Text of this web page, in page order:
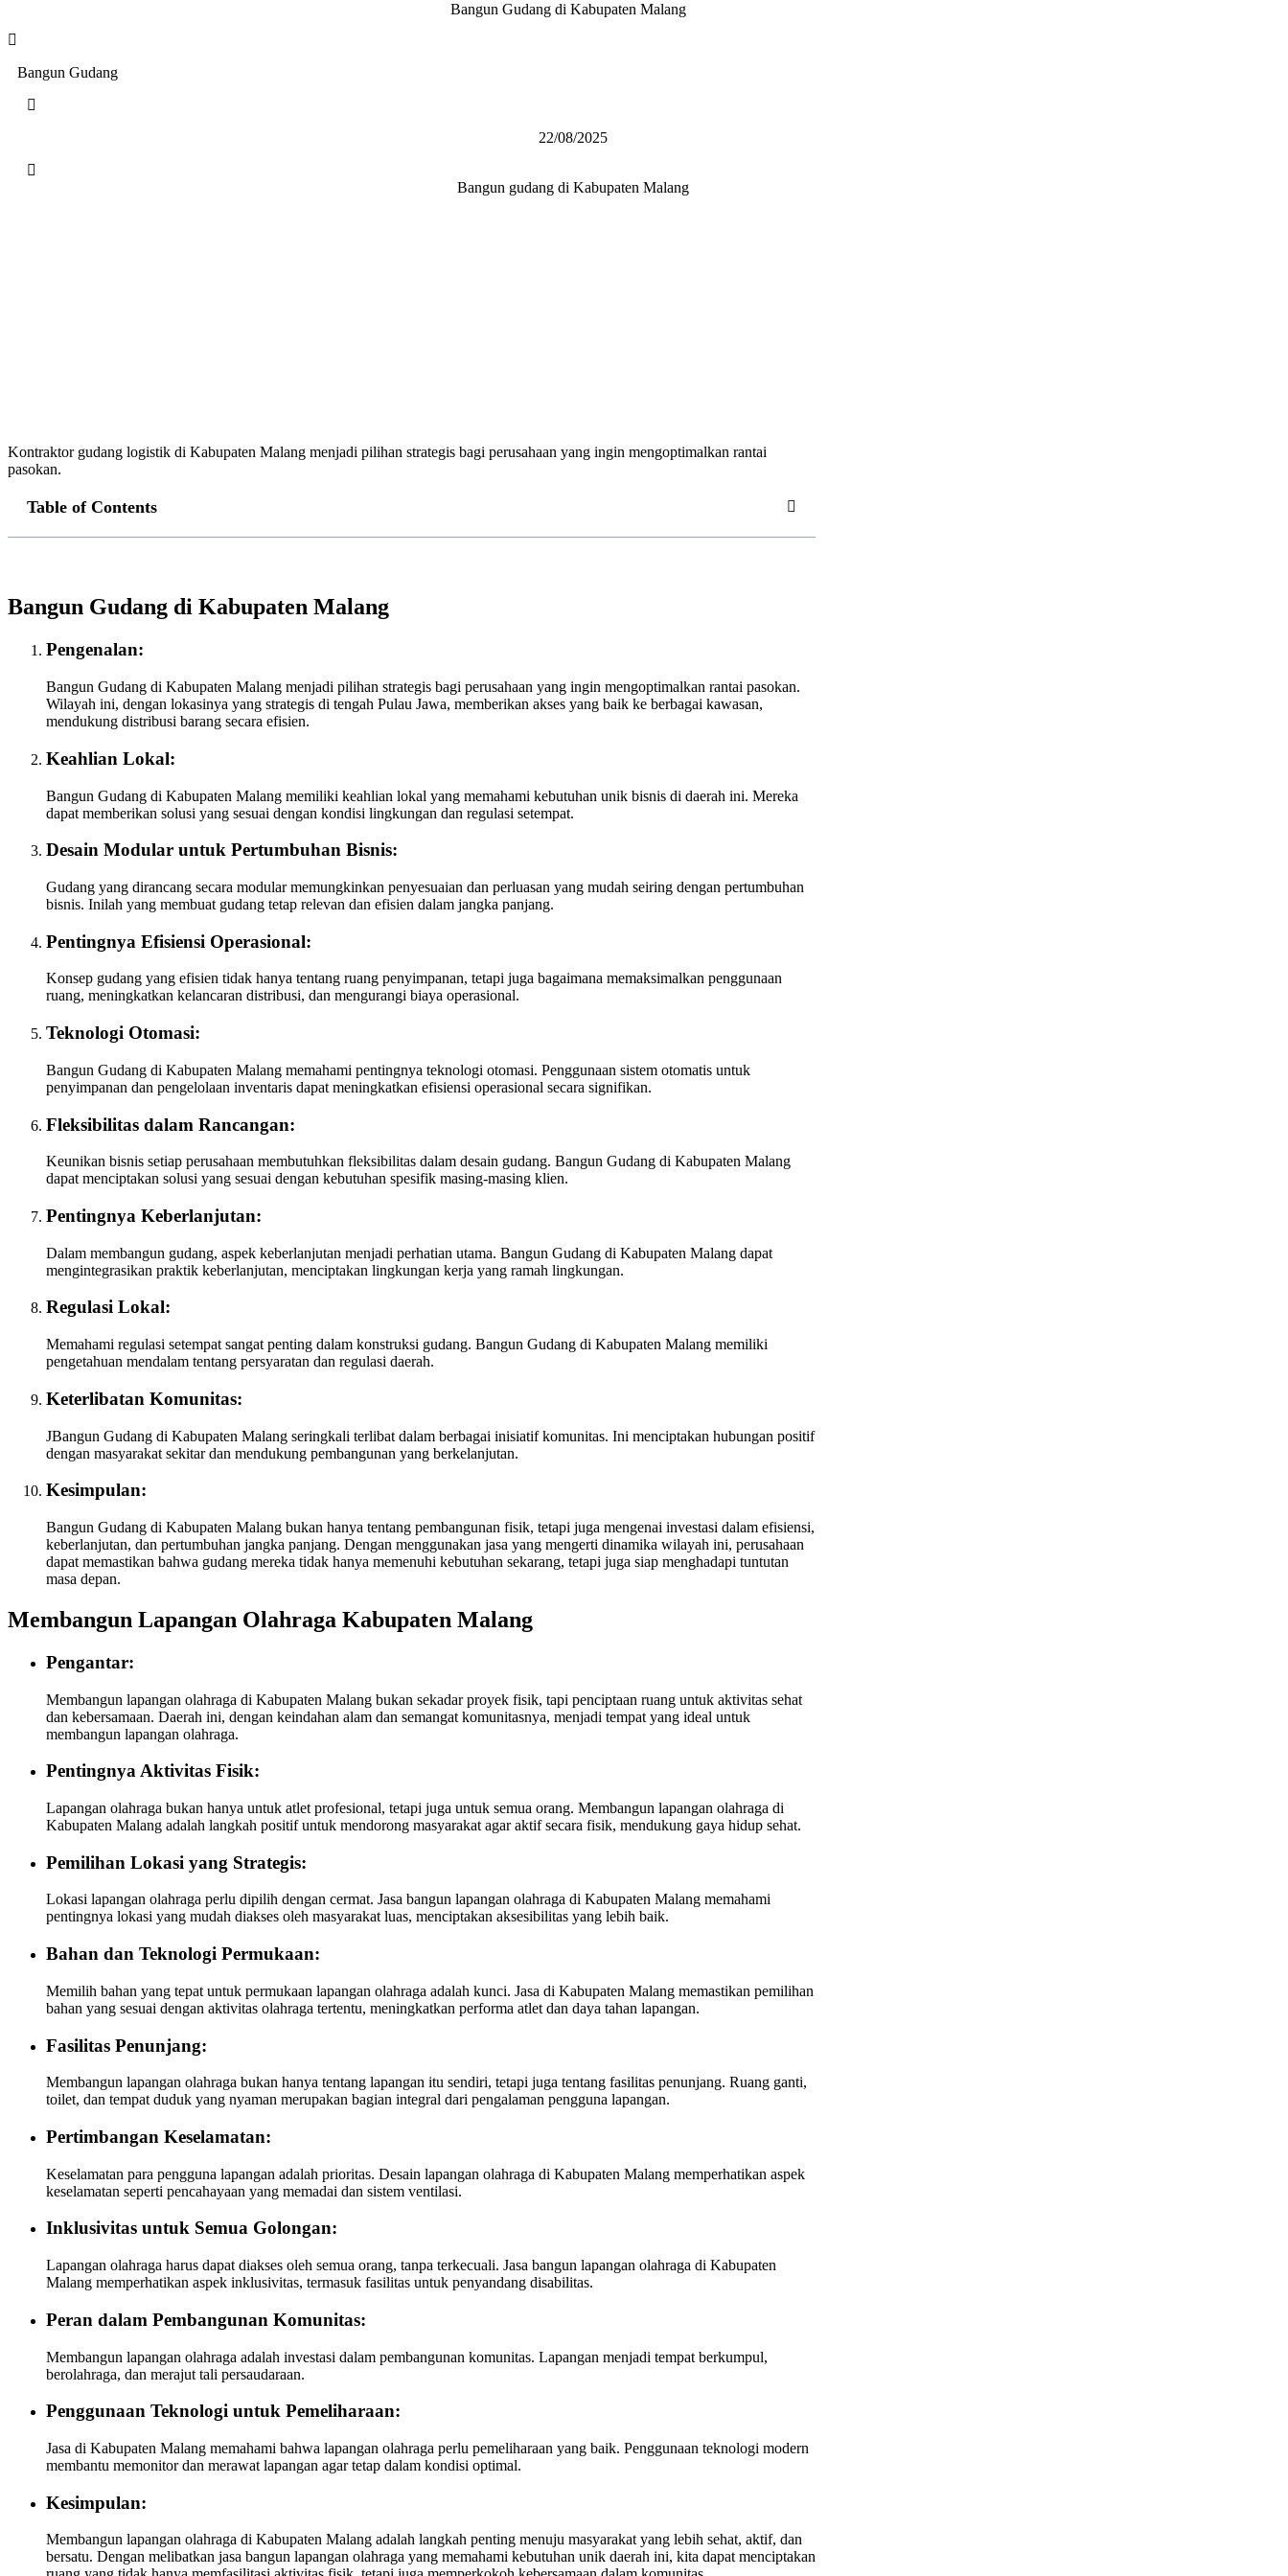
Bangun Gudang di Kabupaten Malang
Bangun Gudang
22/08/2025
Bangun gudang di Kabupaten Malang
Kontraktor gudang logistik di Kabupaten Malang menjadi pilihan strategis bagi perusahaan yang ingin mengoptimalkan rantai
pasokan.
Table of Contents
Bangun Gudang di Kabupaten Malang
Pengenalan:
Bangun Gudang di Kabupaten Malang menjadi pilihan strategis bagi perusahaan yang ingin mengoptimalkan rantai pasokan.
Wilayah ini, dengan lokasinya yang strategis di tengah Pulau Jawa, memberikan akses yang baik ke berbagai kawasan,
mendukung distribusi barang secara efisien.
Keahlian Lokal:
Bangun Gudang di Kabupaten Malang memiliki keahlian lokal yang memahami kebutuhan unik bisnis di daerah ini. Mereka
dapat memberikan solusi yang sesuai dengan kondisi lingkungan dan regulasi setempat.
Desain Modular untuk Pertumbuhan Bisnis:
Gudang yang dirancang secara modular memungkinkan penyesuaian dan perluasan yang mudah seiring dengan pertumbuhan
bisnis. Inilah yang membuat gudang tetap relevan dan efisien dalam jangka panjang.
Pentingnya Efisiensi Operasional:
Konsep gudang yang efisien tidak hanya tentang ruang penyimpanan, tetapi juga bagaimana memaksimalkan penggunaan
ruang, meningkatkan kelancaran distribusi, dan mengurangi biaya operasional.
Teknologi Otomasi:
Bangun Gudang di Kabupaten Malang memahami pentingnya teknologi otomasi. Penggunaan sistem otomatis untuk
penyimpanan dan pengelolaan inventaris dapat meningkatkan efisiensi operasional secara signifikan.
Fleksibilitas dalam Rancangan:
Keunikan bisnis setiap perusahaan membutuhkan fleksibilitas dalam desain gudang. Bangun Gudang di Kabupaten Malang
dapat menciptakan solusi yang sesuai dengan kebutuhan spesifik masing-masing klien.
Pentingnya Keberlanjutan:
Dalam membangun gudang, aspek keberlanjutan menjadi perhatian utama. Bangun Gudang di Kabupaten Malang dapat
mengintegrasikan praktik keberlanjutan, menciptakan lingkungan kerja yang ramah lingkungan.
Regulasi Lokal:
Memahami regulasi setempat sangat penting dalam konstruksi gudang. Bangun Gudang di Kabupaten Malang memiliki
pengetahuan mendalam tentang persyaratan dan regulasi daerah.
Keterlibatan Komunitas:
JBangun Gudang di Kabupaten Malang seringkali terlibat dalam berbagai inisiatif komunitas. Ini menciptakan hubungan positif
dengan masyarakat sekitar dan mendukung pembangunan yang berkelanjutan.
Kesimpulan:
Bangun Gudang di Kabupaten Malang bukan hanya tentang pembangunan fisik, tetapi juga mengenai investasi dalam efisiensi,
keberlanjutan, dan pertumbuhan jangka panjang. Dengan menggunakan jasa yang mengerti dinamika wilayah ini, perusahaan
dapat memastikan bahwa gudang mereka tidak hanya memenuhi kebutuhan sekarang, tetapi juga siap menghadapi tuntutan
masa depan.
Membangun Lapangan Olahraga Kabupaten Malang
Pengantar:
Membangun lapangan olahraga di Kabupaten Malang bukan sekadar proyek fisik, tapi penciptaan ruang untuk aktivitas sehat
dan kebersamaan. Daerah ini, dengan keindahan alam dan semangat komunitasnya, menjadi tempat yang ideal untuk
membangun lapangan olahraga.
Pentingnya Aktivitas Fisik:
Lapangan olahraga bukan hanya untuk atlet profesional, tetapi juga untuk semua orang. Membangun lapangan olahraga di
Kabupaten Malang adalah langkah positif untuk mendorong masyarakat agar aktif secara fisik, mendukung gaya hidup sehat.
Pemilihan Lokasi yang Strategis:
Lokasi lapangan olahraga perlu dipilih dengan cermat. Jasa bangun lapangan olahraga di Kabupaten Malang memahami
pentingnya lokasi yang mudah diakses oleh masyarakat luas, menciptakan aksesibilitas yang lebih baik.
Bahan dan Teknologi Permukaan:
Memilih bahan yang tepat untuk permukaan lapangan olahraga adalah kunci. Jasa di Kabupaten Malang memastikan pemilihan
bahan yang sesuai dengan aktivitas olahraga tertentu, meningkatkan performa atlet dan daya tahan lapangan.
Fasilitas Penunjang:
Membangun lapangan olahraga bukan hanya tentang lapangan itu sendiri, tetapi juga tentang fasilitas penunjang. Ruang ganti,
toilet, dan tempat duduk yang nyaman merupakan bagian integral dari pengalaman pengguna lapangan.
Pertimbangan Keselamatan:
Keselamatan para pengguna lapangan adalah prioritas. Desain lapangan olahraga di Kabupaten Malang memperhatikan aspek
keselamatan seperti pencahayaan yang memadai dan sistem ventilasi.
Inklusivitas untuk Semua Golongan:
Lapangan olahraga harus dapat diakses oleh semua orang, tanpa terkecuali. Jasa bangun lapangan olahraga di Kabupaten
Malang memperhatikan aspek inklusivitas, termasuk fasilitas untuk penyandang disabilitas.
Peran dalam Pembangunan Komunitas:
Membangun lapangan olahraga adalah investasi dalam pembangunan komunitas. Lapangan menjadi tempat berkumpul,
berolahraga, dan merajut tali persaudaraan.
Penggunaan Teknologi untuk Pemeliharaan:
Jasa di Kabupaten Malang memahami bahwa lapangan olahraga perlu pemeliharaan yang baik. Penggunaan teknologi modern
membantu memonitor dan merawat lapangan agar tetap dalam kondisi optimal.
Kesimpulan:
Membangun lapangan olahraga di Kabupaten Malang adalah langkah penting menuju masyarakat yang lebih sehat, aktif, dan
bersatu. Dengan melibatkan jasa bangun lapangan olahraga yang memahami kebutuhan unik daerah ini, kita dapat menciptakan